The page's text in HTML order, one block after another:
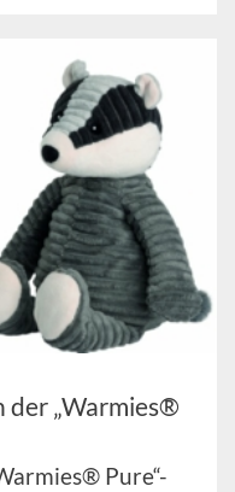
„Warmies®
Pure“-